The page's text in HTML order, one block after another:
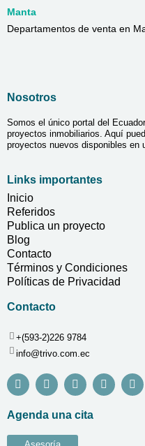
Manta
Departamentos de venta en
Nosotros
Somos el único portal del
proyectos inmobiliarios. Aquí
proyectos nuevos disponibles en
Links importantes
Inicio
Referidos
Publica un proyecto
Blog
Contacto
Términos y Condiciones
Políticas de Privacidad
Contacto
+(593-2)226 9784
info@trivo.com.ec
Agenda una cita